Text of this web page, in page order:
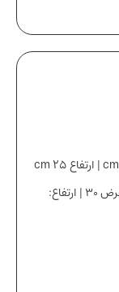
سایز حالت تا شده بدون کاور طول ۵۰ cm | عرض ٣۰ | ارتفاع: